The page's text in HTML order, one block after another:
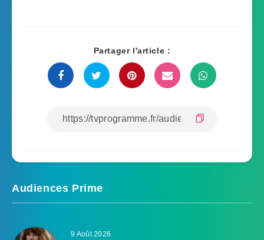
Partager l'article :
Audiences Prime
9 Août 2026